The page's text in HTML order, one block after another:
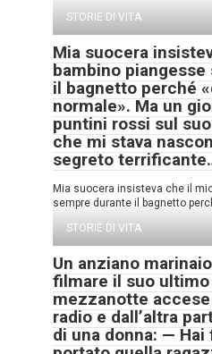
STORIE DI VITA
Mia suocera
bambino
il bagnetto perché
normale». Ma un
puntini rossi sul
che mi stava
segreto
Mia suocera insisteva che il
sempre durante il bagnetto
STORIE DI VITA
Un anziano
filmare il suo ultimo
mezzanotte
radio e dall’altra
di una donna: —